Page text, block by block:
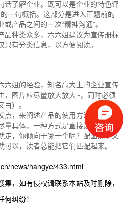
话了解企业。既可以是企业的特色评
一句概括。这部分是进入正题前的
产品之间的一次“精神沟通”。
品种类众多，六六姐建议为宣传册标
有分类信息，以方便阅读。
六姐的经验，知名高大上的企业宣传
，图片应尽量放大放大~，同时必须
）。
，来阐述产品的使用方法及能为他
具体，一种方式是直接说占据空间
走，你倾向于哪一个呢？配图说明文
以，读者总能把它们匹配起来。
news/hangye/433.html
，如有侵权请联系本站及时删除，
纠纷！